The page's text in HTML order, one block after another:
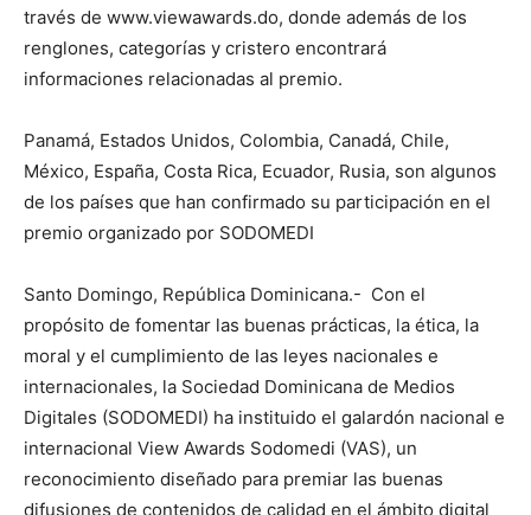
través de www.viewawards.do, donde además de los
renglones, categorías y cristero encontrará
informaciones relacionadas al premio.
Panamá, Estados Unidos, Colombia, Canadá, Chile,
México, España, Costa Rica, Ecuador, Rusia, son algunos
de los países que han confirmado su participación en el
premio organizado por SODOMEDI
Santo Domingo, República Dominicana.- Con el
propósito de fomentar las buenas prácticas, la ética, la
moral y el cumplimiento de las leyes nacionales e
internacionales, la Sociedad Dominicana de Medios
Digitales (SODOMEDI) ha instituido el galardón nacional e
internacional View Awards Sodomedi (VAS), un
reconocimiento diseñado para premiar las buenas
difusiones de contenidos de calidad en el ámbito digital